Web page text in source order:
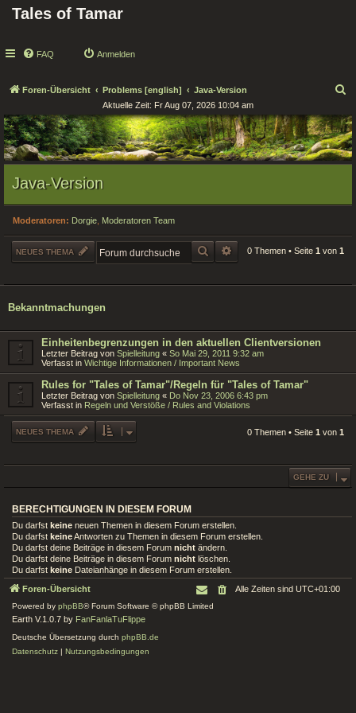
Tales of Tamar
FAQ Anmelden
Foren-Übersicht Problems [english] Java-Version
c
h
e
Aktuelle Zeit: Fr Aug 07, 2026 10:04 am
Java-Version
Moderatoren: Dorgie Moderatoren Team
NEUES THEMA SUCHE ERWEITERTE SUCHE
0 Themen • Seite 1 von 1
Bekanntmachungen
Einheitenbegrenzungen in den aktuellen Clientversionen
Letzter Beitrag von Spielleitung « So Mai 29, 2011 9:32 am
Verfasst in Wichtige Informationen / Important News
Rules for "Tales of Tamar"/Regeln für "Tales of Tamar"
Letzter Beitrag von Spielleitung « Do Nov 23, 2006 6:43 pm
Verfasst in Regeln und Verstöße / Rules and Violations
NEUES THEMA 0 Themen • Seite 1 von 1
GEHE ZU
BERECHTIGUNGEN IN DIESEM FORUM
Du darfst keine neuen Themen in diesem Forum erstellen.
Du darfst keineAntworten zu Themen in diesem Forum erstellen.
Du darfst deine Beiträge in diesem Forum nicht ändern.
Du darfst deine Beiträge in diesem Forum nicht löschen.
Du darfst keine Dateianhänge in diesem Forum erstellen.
Foren-Übersicht Alle Zeiten sind UTC+01:00
Powered by phpBB® Forum Software © phpBB Limited
Earth V.1.0.7 by FanFanlaTuFlippe
Deutsche Übersetzung durch phpBB.de
Datenschutz | Nutzungsbedingungen